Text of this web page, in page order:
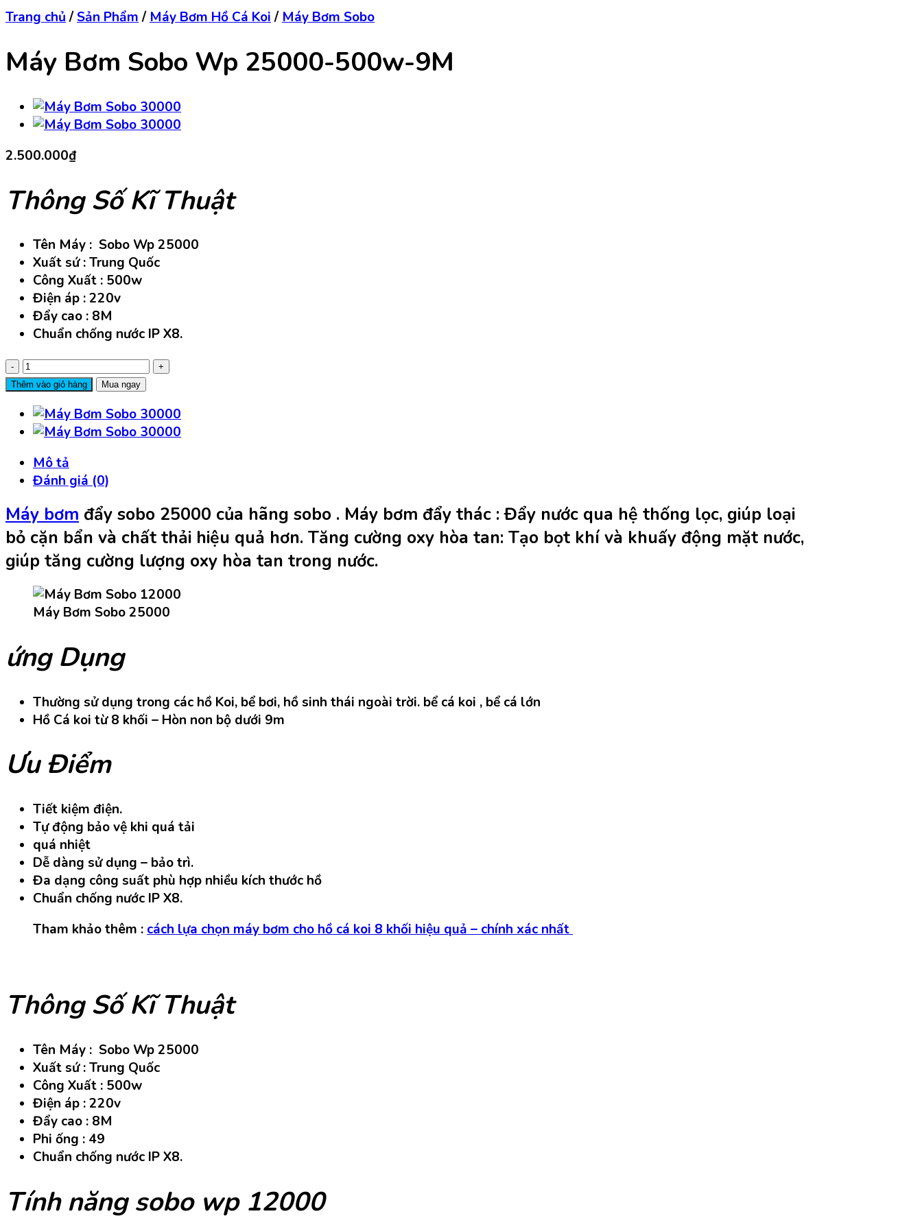
Trang chủ/Sản Phẩm/Máy Bơm Hồ Cá Koi/Máy Bơm Sobo
Máy Bơm Sobo Wp 25000-500w-9M
2.500.000₫
Thông Số Kĩ Thuật
Tên Máy : Sobo Wp 25000
Xuất sứ : Trung Quốc
Công Xuất : 500w
Điện áp : 220v
Đẩy cao : 8M
Chuẩn chống nước IP X8.
Máy
Bơm
Wp
25000-
500w-
9M
số
lượng
Thêm vào giỏ hàng Mua ngay
Mô tả
Đánh giá (0)
Máy bơm đẩy sobo 25000 của hãng sobo . Máy bơm đẩy thác : Đẩy nước qua hệ thống lọc, giúp loại
bỏ cặn bẩn và chất thải hiệu quả hơn. Tăng cường oxy hòa tan: Tạo bọt khí và khuấy động mặt nước,
giúp tăng cường lượng oxy hòa tan trong nước.
Máy Bơm Sobo 25000
ứng Dụng
Thường sử dụng trong các hồ Koi, bể bơi, hồ sinh thái ngoài trời. bể cá koi , bể cá lớn
Hồ Cá koi từ 8 khối – Hòn non bộ dưới 9m
Ưu Điểm
Tiết kiệm điện.
Tự động bảo vệ khi quá tải
quá nhiệt
Dễ dàng sử dụng – bảo trì.
Đa dạng công suất phù hợp nhiều kích thước hồ
Chuẩn chống nước IP X8.
Tham khảo thêm :cách lựa chọn máy bơm cho hồ cá koi 8 khối hiệu quả – chính xác nhất
Thông Số Kĩ Thuật
Tên Máy : Sobo Wp 25000
Xuất sứ : Trung Quốc
Công Xuất : 500w
Điện áp : 220v
Đẩy cao : 8M
Phi ống : 49
Chuẩn chống nước IP X8.
Tính năng sobo wp 12000